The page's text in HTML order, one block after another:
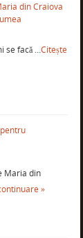
din Craiova
se facă …Citește
Maria din
»